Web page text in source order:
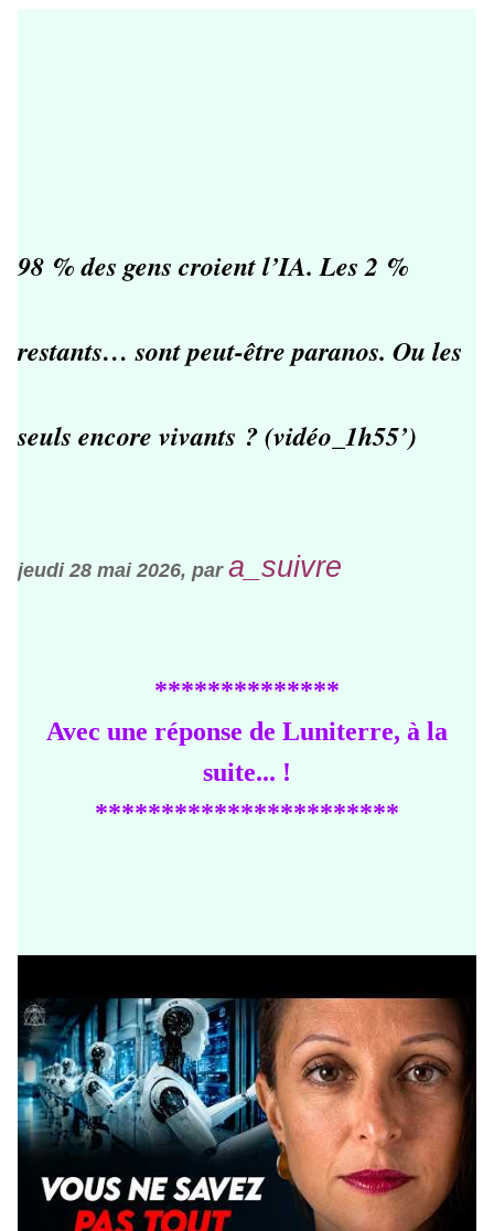
98 % des gens croient l’IA. Les 2 %
restants… sont peut-être paranos. Ou les
seuls encore vivants ? (vidéo_1h55’)
jeudi 28 mai 2026, par a_suivre
**************
Avec une réponse de Luniterre, à la
suite... !
***********************